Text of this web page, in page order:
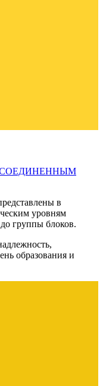
СОЕДИНЕННЫМ
в
уровням
группы блоков.
образования и